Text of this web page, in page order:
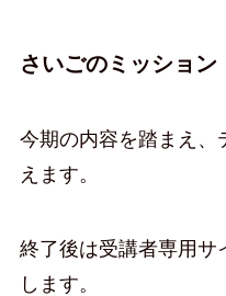
さいごのミッション
今期の内容を踏まえ、
えます。
終了後は受講者専用サ
します。